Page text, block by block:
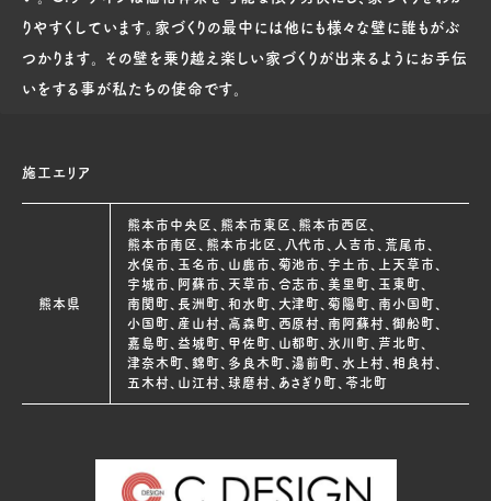
りやすくしています。家づくりの最中には他にも様々な壁に誰もがぶ
つかります。 その壁を乗り越え楽しい家づくりが出来るようにお手伝
いをする事が私たちの使命です。
施工エリア
熊本県
熊本市中央区、熊本市東区、熊本市西区、
熊本市南区、熊本市北区、八代市、人吉市、荒尾市、
水俣市、玉名市、山鹿市、菊池市、宇土市、上天草市、
宇城市、阿蘇市、天草市、合志市、美里町、玉東町、
南関町、長洲町、和水町、大津町、菊陽町、南小国町、
小国町、産山村、高森町、西原村、南阿蘇村、御船町、
嘉島町、益城町、甲佐町、山都町、氷川町、芦北町、
津奈木町、錦町、多良木町、湯前町、水上村、相良村、
五木村、山江村、球磨村、あさぎり町、苓北町